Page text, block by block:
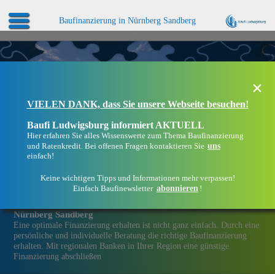
Baufinanzierung in Nürnberg Sandberg
Nürnberg Sandberg
Eine optimale Finanzierung erhalten ist nicht ganz einfach. Durch eine
persönliche und individuelle Beratung die richtige Baufinanzierung
erhalten. Mit regionalen Banken in Ihrer Region eine günstige
Finanzierung abschließen
×
VIELEN DANK, dass Sie unsere Webseite besuchen!
Baufi Ludwigsburg informiert AKTUELL
Hier erfahren Sie alles Wissenswerte zum Thema Baufinanzierung
und Ratenkredit. Bei offenen Fragen kontaktieren Sie uns
einfach!
Keine wichtigen Tipps und Informationen mehr verpassen!
Einfach Baufinewsletter abonnieren !